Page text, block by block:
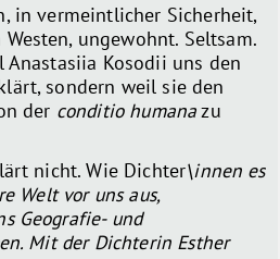
in vermeintlicher Sicherheit,
ungewohnt. Seltsam.
Kosodii uns den
sondern weil sie den
der conditio humanazu
nicht. Wie Dichter\innen es
Welt vor uns aus,
Geografie- und
Mit der Dichterin Esther